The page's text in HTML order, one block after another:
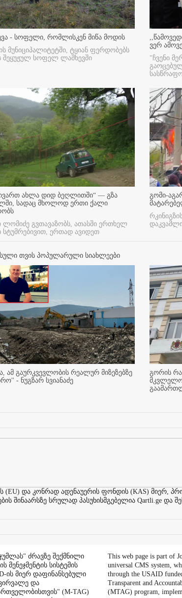
- სოფელი, რომლისკენ მიწა მოდის
მუნიციპალიტეტში, ტყიან ფერდობებს
შეყუჟულ სოფელ ლაშხევში
ვერ
"ჩვენი
ახლა დიდ ბეღლითში“ — გზა
სადაც მხოლოდ ერთი ქალი
ლომიძე გვთავაზობს, ათასში ერთხელ
სტუმრებივით, ერთად ავიდეთ
გომი-
თვის პოპულარული სიახლეები
ამ გაურკვევლობის რეალურ მიზეზებზე
- ნუგზარ სვიანაძე
გორის
და კონრად ადენაუერის ფონდის (KAS) მიერ,
შინაარსზე სრულად პასუხისმგებელია Qartli.ge და
ძრავზე შექმნილი
მენეჯმენტის სისტემის
ის მიერ დაფინანსებული
და
(M-TAG)
This web page is part of
universal CMS system,
through the USAID
Transparent and
(MTAG) program,